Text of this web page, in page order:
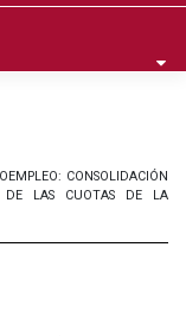
CONSOLIDACIÓN
DE LAS CUOTAS DE LA